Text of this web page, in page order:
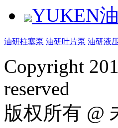
YUKEN
油研柱塞泵 油研叶片泵 油研液
Copyright
reserved
版权所有 @